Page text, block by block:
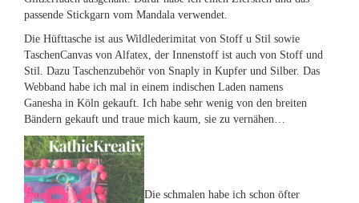
passende Stickgarn vom Mandala verwendet.
Die Hüfttasche ist aus Wildlederimitat von Stoff u Stil sowie
TaschenCanvas von Alfatex, der Innenstoff ist auch von Stoff und
Stil. Dazu Taschenzubehör von Snaply in Kupfer und Silber. Das
Webband habe ich mal in einem indischen Laden namens
Ganesha in Köln gekauft. Ich habe sehr wenig von den breiten
Bändern gekauft und traue mich kaum, sie zu vernähen…
Die schmalen habe ich schon öfter